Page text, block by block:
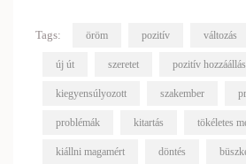
Tags: öröm pozitív változás
új út szeretet pozitív hozzáállás
kiegyensúlyozott szakember
problémák kitartás tökéletes
kiállni magamért döntés